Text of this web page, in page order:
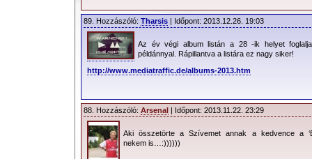
89. Hozzászóló: Tharsis | Időpont: 2013.12.26. 19:03
Az év végi album listán a 28 -ik helyet
példánnyal. Rápillantva a listára ez nagy siker!
http://www.mediatraffic.de/albums-2013.htm
88. Hozzászóló: Arsenal | Időpont: 2013.11.22. 23:29
Aki összetörte a Szívemet annak a kedvence a
nekem is…:))))))